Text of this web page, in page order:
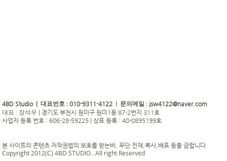
4BD Studio | 대표번호 ; 010-9311-4122 | 문의메일 : jsw4122@naver.com
대표 : 장석우
경기도 부천시 원미구 원미1동 87-2번지 311호
사업자 등록 번호 : 606-28-59225 | 상표 등록 : 40-0895199호
본 사이트의 콘텐츠 저작권법의 보호를 받는바, 무단 전재,복사,배포 등을 금합니다.
Copyright 2012(C) 4BD STUDIO . All right Reserved